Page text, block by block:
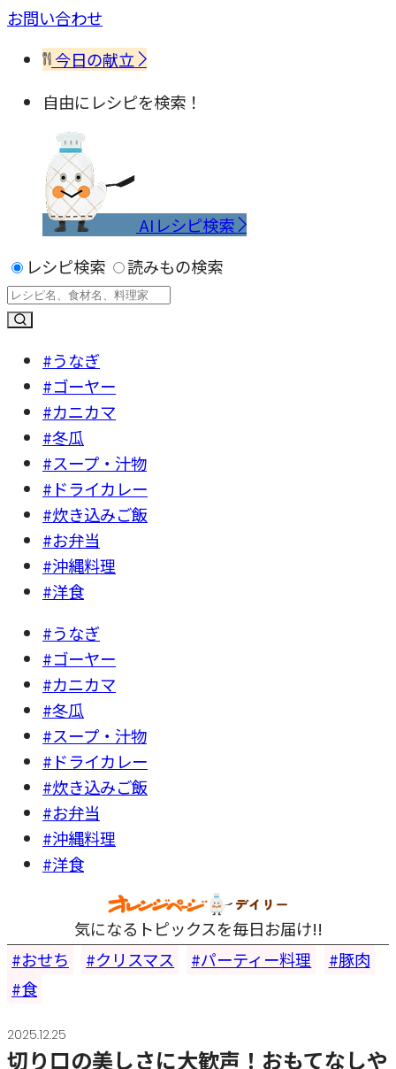
お問い合わせ
今日の献立
自由にレシピを検索！
AIレシピ検索
レシピ検索
読みもの検索
#うなぎ
#ゴーヤー
#カニカマ
#冬瓜
#スープ・汁物
#ドライカレー
#炊き込みご飯
#お弁当
#沖縄料理
#洋食
#うなぎ
#ゴーヤー
#カニカマ
#冬瓜
#スープ・汁物
#ドライカレー
#炊き込みご飯
#お弁当
#沖縄料理
#洋食
気になるトピックスを毎日お届け!!
おせち
クリスマス パーティー料理
豚肉
食
2025.12.25
切り口の美しさに大歓声！おもてなしや